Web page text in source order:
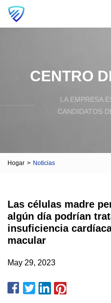
CENTRO
LA EMPRESA
CANDIDATOS
Hogar > Noticias
Las células madre
algún día podrían
insuficiencia
macular
May 29, 2023